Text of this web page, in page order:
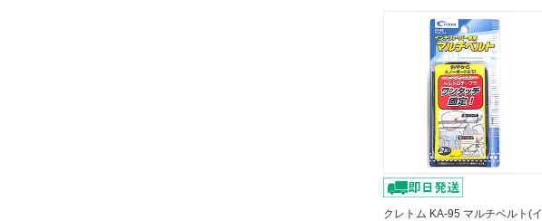
クレトム KA-95 マルチベルト(イ